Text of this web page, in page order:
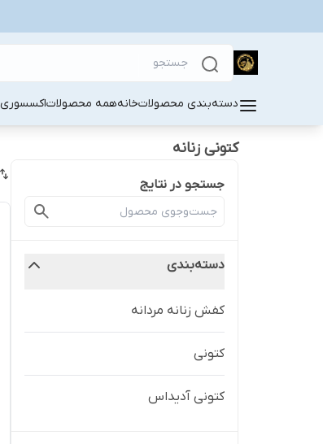
دسته‌بندی محصولاتخانههمه محصولاتاکسسوری
کتونی زنانه
جستجو در نتایج
دسته‌بندی
کفش زنانه مردانه
کتونی
کتونی آدیداس